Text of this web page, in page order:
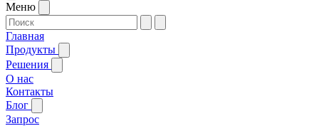
Меню
Главная
Продукты
Решения
О нас
Контакты
Блог
Запрос